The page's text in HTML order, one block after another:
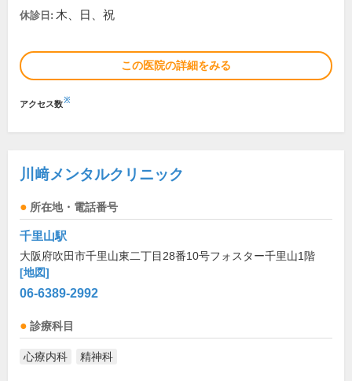
休診日: 木、日、祝
この医院の詳細をみる
アクセス数※
川﨑メンタルクリニック
所在地・電話番号
千里山駅
大阪府吹田市千里山東二丁目28番10号フォスター千里山1階
[地図]
06-6389-2992
診療科目
心療内科 精神科